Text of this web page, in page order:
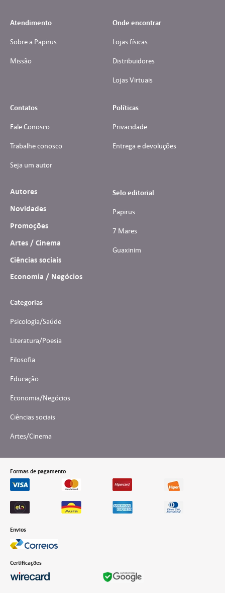
Atendimento
Sobre a Papirus
Missão
Onde encontrar
Lojas físicas
Distribuidores
Lojas Virtuais
Contatos
Fale Conosco
Trabalhe conosco
Seja um autor
Políticas
Privacidade
Entrega e devoluções
Autores
Novidades
Promoções
Artes / Cinema
Ciências sociais
Economia / Negócios
Selo editorial
Papirus
7 Mares
Guaxinim
Categorias
Psicologia/Saúde
Literatura/Poesia
Filosofia
Educação
Economia/Negócios
Ciências sociais
Artes/Cinema
Formas de pagamento
Envios
Certificações